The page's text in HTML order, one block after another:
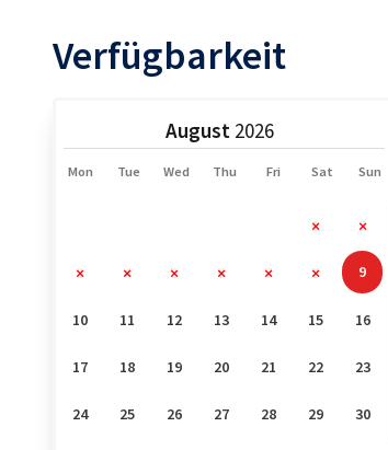
Verfügbarkeit
August
Mon Tue Wed Thu Fri Sat Sun
1 2
3 4 5 6 7 8 9
10 11 12 13 14 15 16
17 18 19 20 21 22 23
24 25 26 27 28 29 30